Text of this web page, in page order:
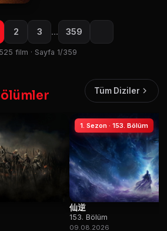
2 3 … 359
film · Sayfa 1/359
Tüm Diziler
1. Sezon · 153. Bölüm
仙逆
153. Bölüm
09.08.2026